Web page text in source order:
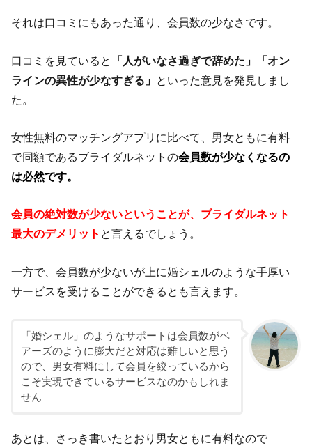
それは口コミにもあった通り、会員数の少なさです。
口コミを見ていると
「人がいなさ過ぎで辞めた」「オン
ラインの異性が少なすぎる」
といった意見を発見しまし
た。
女性無料のマッチングアプリに比べて、男女ともに有料
で同額であるブライダルネットの会員数が少なくなるの
は必然です。
会員の絶対数が少ないということが、ブライダルネット
最大のデメリット と言えるでしょう。
一方で、会員数が少ないが上に婚シェルのような手厚い
サービスを受けることができるとも言えます。
「婚シェル」のようなサポートは会員数がペ
アーズのように膨大だと対応は難しいと思う
ので、男女有料にして会員を絞っているから
こそ実現できているサービスなのかもしれま
せん
あとは、さっき書いたとおり男女ともに有料なので